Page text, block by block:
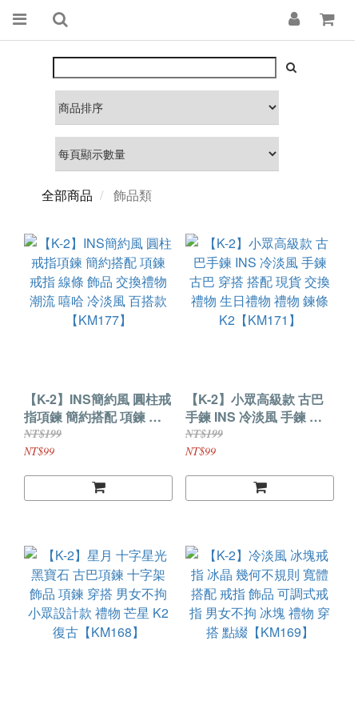
全部商品 飾品類
【K-2】INS簡約風 圓柱戒
指項鍊 簡約搭配 項鍊 戒
指 線條 飾品 交換禮物 潮
流 嘻哈 冷淡風 百搭款
NT$199
NT$99
【K-2】小眾高級款 古巴
手鍊 INS 冷淡風 手鍊 古
巴 穿搭 搭配 現貨 交換禮
物 生日禮物 禮物 鍊條
NT$199
NT$99